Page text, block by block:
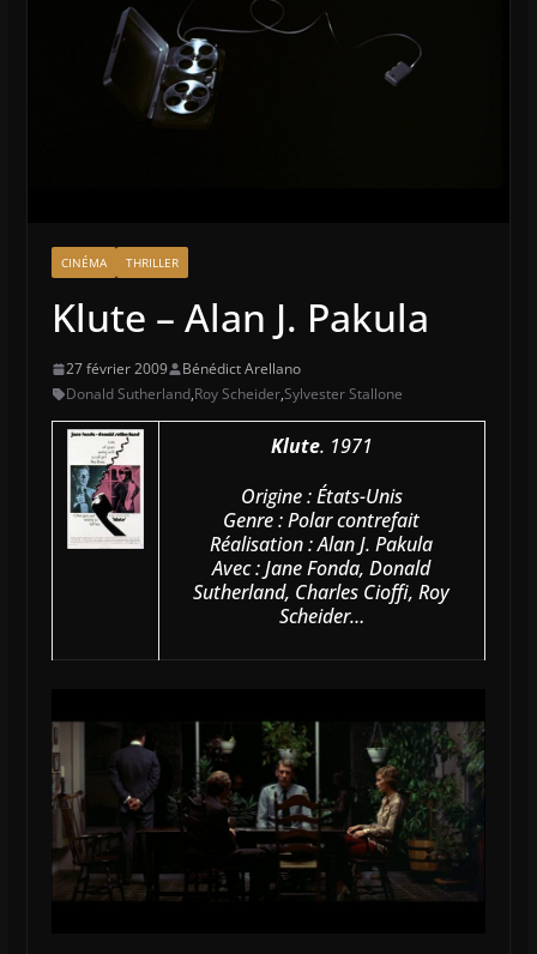
CINÉMA THRILLER
Klute – Alan J. Pakula
27 février 2009
Bénédict Arellano
Donald Sutherland,Roy Scheider,Sylvester Stallone
Klute. 1971
Origine : États-Unis
Genre : Polar contrefait
Réalisation : Alan J. Pakula
Avec : Jane Fonda, Donald
Sutherland, Charles Cioffi, Roy
Scheider…